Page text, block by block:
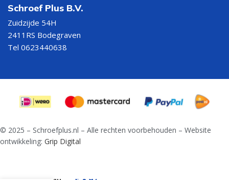
Schroef Plus B.V.
Zuidzijde 54H
2411RS Bodegraven
Tel 0623440638
© 2025 – Schroefplus.nl – Alle rechten voorbehouden – Website
ontwikkeling: Grip Digital